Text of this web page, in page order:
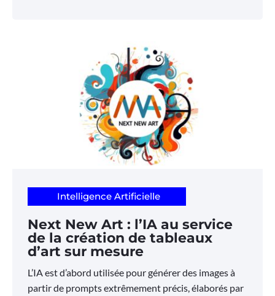
Intelligence Artificielle
Next New Art : l’IA au service
de la création de tableaux
d’art sur mesure
L’IA est d’abord utilisée pour générer des images à
partir de prompts extrêmement précis, élaborés par